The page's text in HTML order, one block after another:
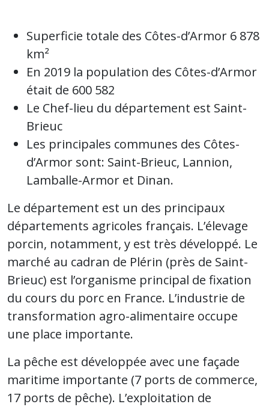
Superficie totale des Côtes-d’Armor 6 878
km²
En 2019 la population des Côtes-d’Armor
était de 600 582
Le Chef-lieu du département est Saint-
Brieuc
Les principales communes des Côtes-
d’Armor sont: Saint-Brieuc, Lannion,
Lamballe-Armor et Dinan.
Le département est un des principaux
départements agricoles français. L’élevage
porcin, notamment, y est très développé. Le
marché au cadran de Plérin (près de Saint-
Brieuc) est l’organisme principal de fixation
du cours du porc en France. L’industrie de
transformation agro-alimentaire occupe
une place importante.
La pêche est développée avec une façade
maritime importante (7 ports de commerce,
17 ports de pêche). L’exploitation de